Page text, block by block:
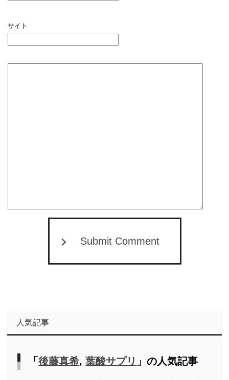
サイト
Submit Comment
人気記事
「後藤真希,葉酸サプリ 」の人気記事